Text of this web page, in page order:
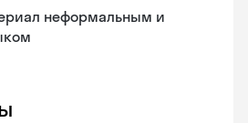
неформальным и